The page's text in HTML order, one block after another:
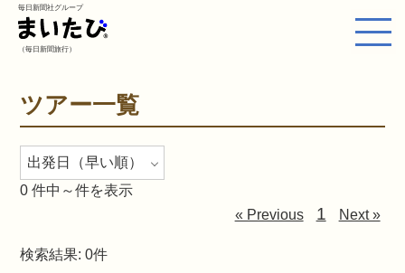
毎日新聞社グループ
（毎日新聞旅行）
ツアー一覧
0 件中～件を表示
« Previous
1 Next »
検索結果: 0件